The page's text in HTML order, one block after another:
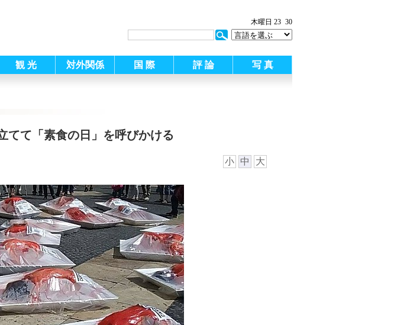
木曜日 23 30
観 光 対外関係 国 際 評 論 写 真
てて「素食の日」を呼びかける
小 中 大